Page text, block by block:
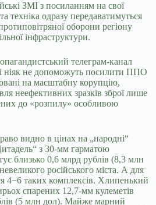
ЗМІ з посиланням на свої
техніка одразу передаватимуться
оборони регіону
інфраструктури.
телеграм-канал
ніяк не допоможуть посилити ППО
на масштабну корупцію,
неефективних зразків зброї лише
до «розпилу» особливою
видно в цінах на „народні“
з 30-мм гарматою
близько 0,6 млрд рублів (8,3 млн
російського міста. А для
4−6 таких комплексів. Хлипенький
спарених 12,7-мм кулеметів
(5 млн дол). Майже марний